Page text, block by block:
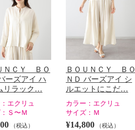
ＮＣＹ ＢＯ
ーズアイ ハ
リラック…
エクリュ
Ｓ〜Ｍ
（税込）
ＢＯＵＮＣＹ ＢＯ
ＮＤ バーズアイ シ
ルエットにこだ…
カラー： エクリュ
サイズ： Ｍ
¥14,800 （税込）